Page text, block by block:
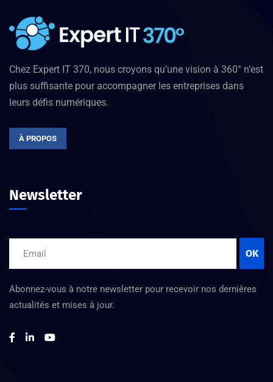
Chez Expert IT 370, nous croyons qu’une vision à 360° n’est
plus suffisante pour accompagner les entreprises dans
leurs défis numériques.
À PROPOS
Newsletter
OK
Abonnez-vous à notre newsletter pour recevoir nos dernières
actualités et mises à jour.